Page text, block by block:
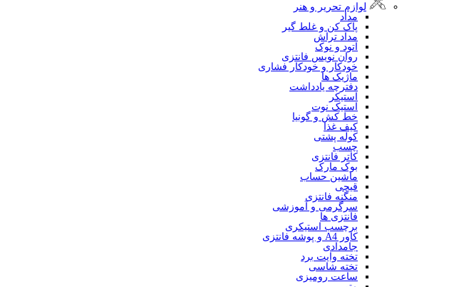
لوازم تحریر و هنر
مداد
پاک کن و غلط گیر
مداد تراش
اتود و نوک
روان نویس فانتزی
خودکار و خودکار فشاری
ماژیک ها
دفترچه یادداشت
استیکر
استیک نوت
خط کش و گونیا
کیف غذا
کوله پشتی
چسب
کاتر فانتزی
بوک مارک
ماشین حساب
قیچی
منگنه فانتزی
سرگرمی و آموزشی
فانتزی ها
برچسب استیکری
کاور A4 و پوشه فانتزی
جامدادی
تخته وایت برد
تخته شاسی
ساعت رومیزی